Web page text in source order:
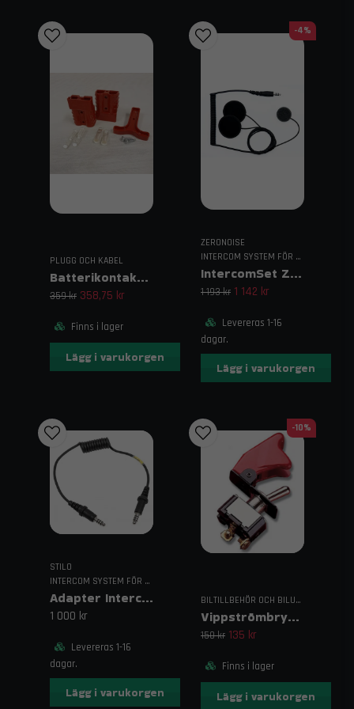
PLUGG OCH KABEL
Batterikontaktdon Anderson Power
359 kr 358,75 kr
Finns i lager
Lägg i varukorgen
ZERONOISE
INTERCOM SYSTEM FÖR RACING
IntercomSet ZN för Integralhjälm
1 193 kr 1 142 kr
Levereras 1-16
dagar.
Lägg i varukorgen
-4%
STILO
INTERCOM SYSTEM FÖR RACING
Adapter Intercom-Hjälm Hane-Hane Nexus
1 000 kr
Levereras 1-16
dagar.
Lägg i varukorgen
BILTILLBEHÖR OCH BILUTRUSTNING
Vippströmbrytare med Rött Lock – 30A
150 kr 135 kr
Finns i lager
Lägg i varukorgen
-10%